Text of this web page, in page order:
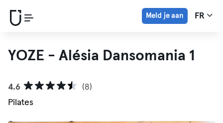
Meld je aan FR
YOZE - Alésia Dansomania 1
4.6
(8)
Pilates